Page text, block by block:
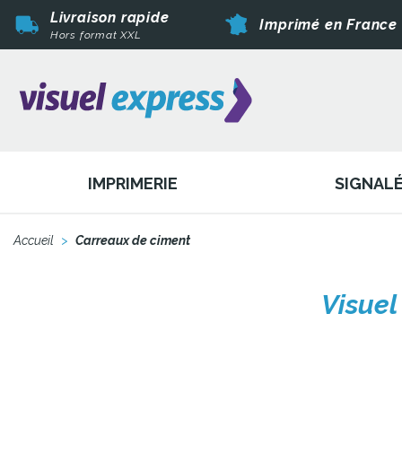
Livraison rapide
Hors format XXL
Imprimé en France
IMPRIMERIE
Accueil > Carreaux de ciment